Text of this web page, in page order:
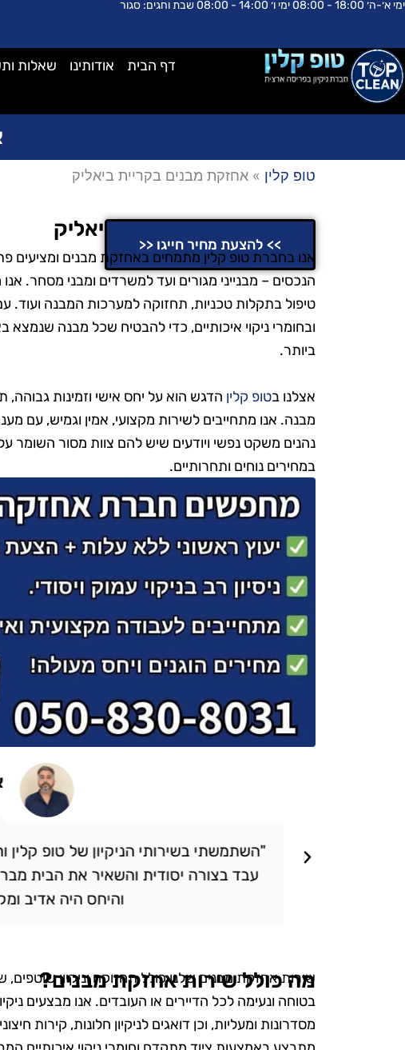
לתוכן
דילוג
ימי א׳-ה׳ 18:00 - 08:00 ימי ו׳ 14:00 - 08:00 שבת וחגים: סגור
דף הבית אודותינו שאלות
טופ קלין » אחזקת מבנים בקריית ביאליק
אחזקת מבנים בקריית ביאליק
>> להצעת מחיר חייגו <<
אנו בחברת טופ קלין מתמחים באחזקת מבנים ומציעים
הנכסים – מבנייני מגורים ועד למשרדים ומבני מסחר.
טיפול בתקלות טכניות, תחזוקה למערכות המבנה ועוד.
ובחומרי ניקוי איכותיים, כדי להבטיח שכל מבנה
ביותר.
אצלנו בטופ קלין הדגש הוא על יחס אישי וזמינות
מבנה. אנו מתחייבים לשירות מקצועי, אמין וגמיש, עם
נהנים משקט נפשי ויודעים שיש להם צוות מסור
במחירים נוחים ותחרותיים.
"השתמשתי בשירותי הניקיון של טופ קלין
עבד בצורה יסודית והשאיר את הבית
והיחס היה אדיב
מה כולל שירות אחזקת מבנים?
שירות אחזקת מבנים שלנו כולל תחזוקה וניקיון
בטוחה ונעימה לכל הדיירים או העובדים. אנו מבצעים
מסדרונות ומעליות, וכן דואגים לניקיון חלונות, קירות